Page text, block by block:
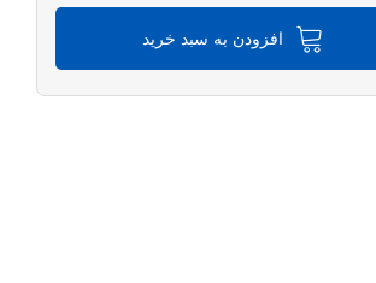
افزودن به سبد خرید